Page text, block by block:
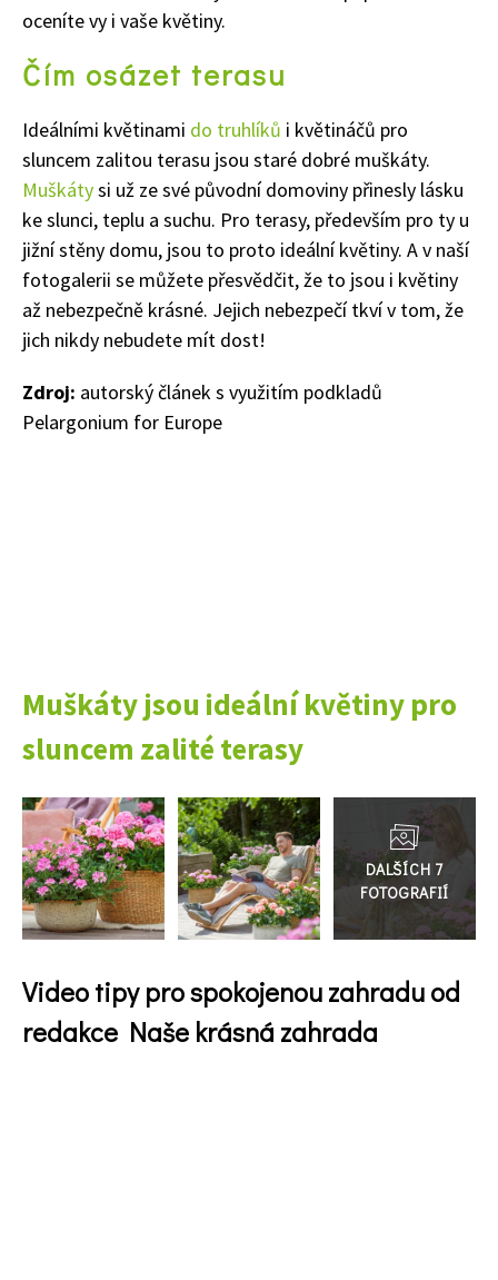
65 Kč
Objednat >
74 Kč
oceníte vy i vaše květiny.
Čím osázet terasu
Ideálními květinami do truhlíků i květináčů pro
sluncem zalitou terasu jsou staré dobré muškáty.
Muškátysi už ze své původní domoviny přinesly lásku
ke slunci, teplu a suchu. Pro terasy, především pro ty u
jižní stěny domu, jsou to proto ideální květiny. A v naší
fotogalerii se můžete přesvědčit, že to jsou i květiny
až nebezpečně krásné. Jejich nebezpečí tkví v tom, že
jich nikdy nebudete mít dost!
Zdroj: autorský článek s využitím podkladů
Pelargonium for Europe
Muškáty jsou ideální květiny pro
sluncem zalité terasy
do
galerie
Video tipy pro spokojenou zahradu od
redakce Naše krásná zahrada